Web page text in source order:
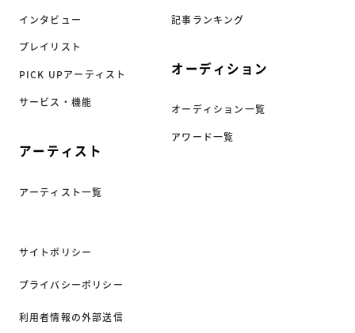
インタビュー
プレイリスト
PICK UPアーティスト
サービス・機能
アーティスト
アーティスト一覧
記事ランキング
オーディション
オーディション一覧
アワード一覧
サイトポリシー
プライバシーポリシー
利用者情報の外部送信